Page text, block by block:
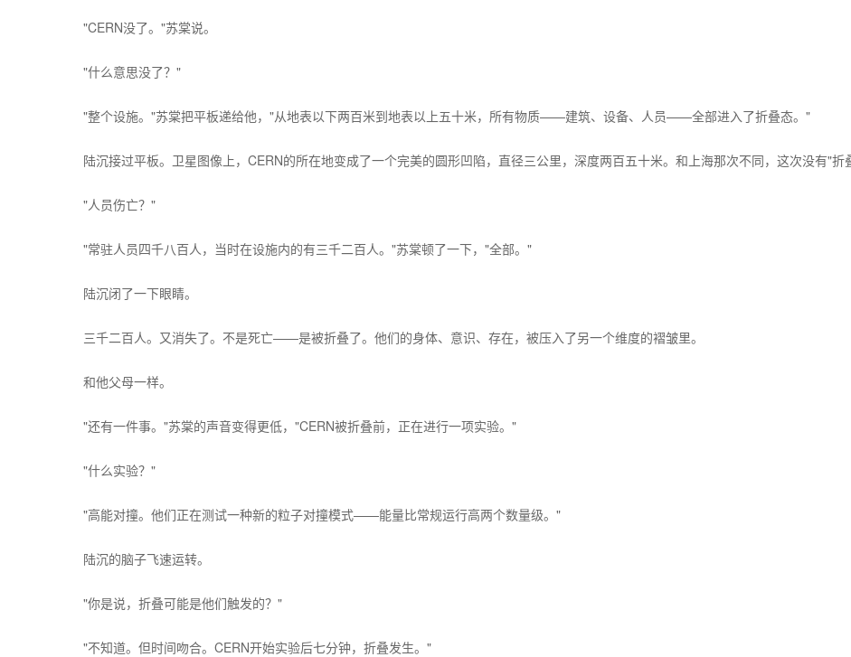
"CERN没了。"苏棠说。
"什么意思没了？"
"整个设施。"苏棠把平板递给他，"从地表以下两百米到地表以上五十米，所有物质——建筑、设备、人员——全部进入了折叠态。"
陆沉接过平板。卫星图像上，CERN的所在地变成了一个完美的圆形凹陷，直径三公里，深度两百五十米。和上海那次不同，这次没有"
"人员伤亡？"
"常驻人员四千八百人，当时在设施内的有三千二百人。"苏棠顿了一下，"全部。"
陆沉闭了一下眼睛。
三千二百人。又消失了。不是死亡——是被折叠了。他们的身体、意识、存在，被压入了另一个维度的褶皱里。
和他父母一样。
"还有一件事。"苏棠的声音变得更低，"CERN被折叠前，正在进行一项实验。"
"什么实验？"
"高能对撞。他们正在测试一种新的粒子对撞模式——能量比常规运行高两个数量级。"
陆沉的脑子飞速运转。
"你是说，折叠可能是他们触发的？"
"不知道。但时间吻合。CERN开始实验后七分钟，折叠发生。"